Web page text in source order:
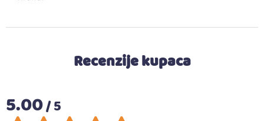
Recenzije kupaca
5.00/ 5